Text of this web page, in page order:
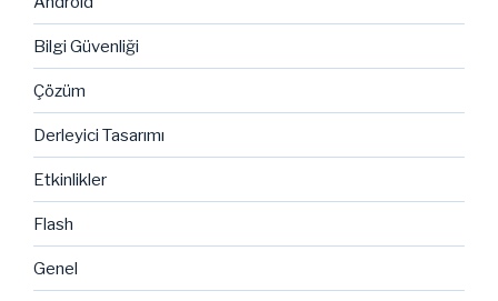
Bilgi Güvenliği
Çözüm
Derleyici Tasarımı
Etkinlikler
Flash
Genel